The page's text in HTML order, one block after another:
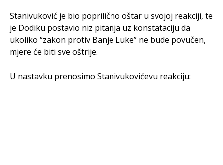
Stanivuković je bio poprilično oštar u svojoj reakciji, te
je Dodiku postavio niz pitanja uz konstataciju da
ukoliko “zakon protiv Banje Luke” ne bude povučen,
mjere će biti sve oštrije.
U nastavku prenosimo Stanivukovićevu reakciju: